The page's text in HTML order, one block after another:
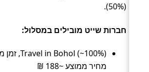
(50%).
חברות שייט מובילים במסלול:
מחיר ממוצע ~188 ₪